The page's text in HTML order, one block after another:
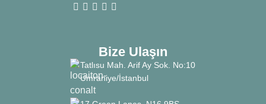
Bize Ulaşın
Tatlısu Mah. Arif Ay Sok. No:10
Ümraniye/İstanbul